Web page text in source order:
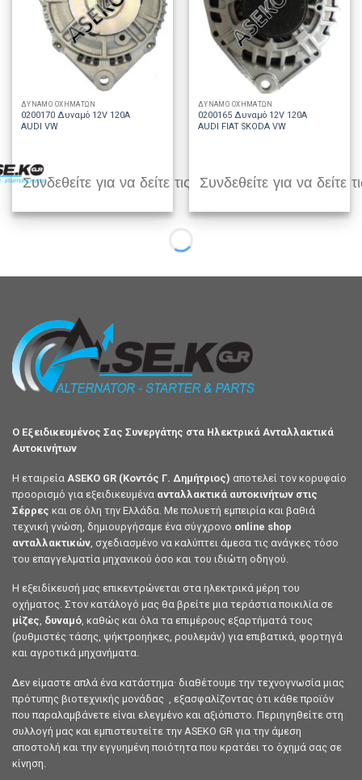
ΔΥΝΑΜΟ ΟΧΗΜΑΤΩΝ
0200170 Δυναμό 12V 120A
AUDI VW
Συνδεθείτε για να δείτε τις τιμές
ΔΥΝΑΜΟ ΟΧΗΜΑΤΩΝ
0200165 Δυναμό 12V 120A
AUDI FIAT SKODA VW
Συνδεθείτε για να δείτε
Ο Εξειδικευμένος Σας Συνεργάτης στα Ηλεκτρικά Ανταλλακτικά
Αυτοκινήτων
Η εταιρεία ASEKO GR (Κοντός Γ. Δημήτριος) αποτελεί τον κορυφαίο
προορισμό για εξειδικευμένα ανταλλακτικά αυτοκινήτων στις
Σέρρες και σε όλη την Ελλάδα. Με πολυετή εμπειρία και βαθιά
τεχνική γνώση, δημιουργήσαμε ένα σύγχρονο online shop
ανταλλακτικών , σχεδιασμένο να καλύπτει άμεσα τις ανάγκες τόσο
του επαγγελματία μηχανικού όσο και του ιδιώτη οδηγού.
Η εξειδίκευσή μας επικεντρώνεται στα ηλεκτρικά μέρη του
οχήματος. Στον κατάλογό μας θα βρείτε μια τεράστια ποικιλία σε
μίζες, δυναμό, καθώς και όλα τα επιμέρους εξαρτήματά τους
(ρυθμιστές τάσης, ψήκτροηήκες, ρουλεμάν) για επιβατικά, φορτηγά
και αγροτικά μηχανήματα.
Δεν είμαστε απλά ένα κατάστημα· διαθέτουμε την τεχνογνωσία μιας
πρότυπης βιοτεχνικής μονάδας , εξασφαλίζοντας ότι κάθε προϊόν
που παραλαμβάνετε είναι ελεγμένο και αξιόπιστο. Περιηγηθείτε στη
συλλογή μας και εμπιστευτείτε την ASEKO GR για την άμεση
αποστολή και την εγγυημένη ποιότητα που κρατάει το όχημά σας σε
κίνηση.